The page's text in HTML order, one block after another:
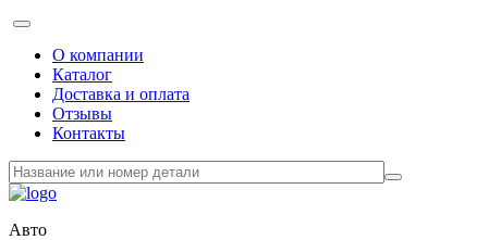
О компании
Каталог
Доставка и оплата
Отзывы
Контакты
Авто